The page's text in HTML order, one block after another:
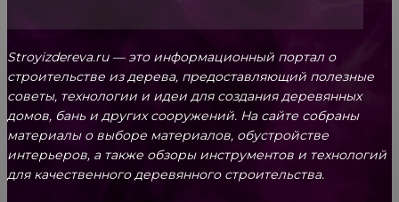
Stroyizdereva.ru — это информационный портал о
строительстве из дерева, предоставляющий полезные
советы, технологии и идеи для создания деревянных
домов, бань и других сооружений. На сайте собраны
материалы о выборе материалов, обустройстве
интерьеров, а также обзоры инструментов и технологий
для качественного деревянного строительства.